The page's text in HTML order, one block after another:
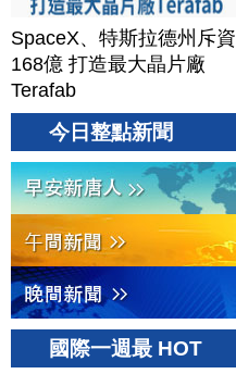
SpaceX、特斯拉德州斥資
168億 打造最大晶片廠
Terafab
今日整點新聞
國際一週最 HOT